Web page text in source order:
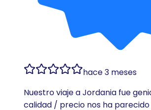
hace 3 meses
Nuestro viaje a Jordania fue
calidad / precio nos ha parecido